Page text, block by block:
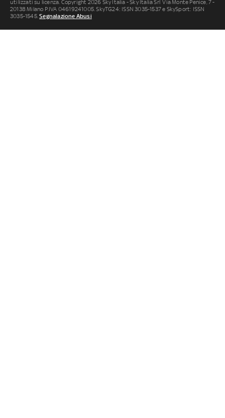
utilizzati su licenza. Copyright 2026 Sky Italia - Sky Italia Srl Via Monte Penice, 7 -
20138 Milano P.IVA 04619241005. SkyTG24: ISSN 3035-1537 e SkySport: ISSN
3035-1545.Segnalazione Abusi